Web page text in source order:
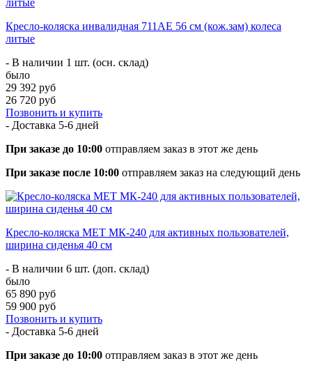
Кресло-коляска инвалидная 711AE 56 см (кож.зам) колеса
литые
- В наличии 1 шт. (осн. склад)
было
29 392 руб
26 720 руб
Позвонить и купить
- Доставка 5-6 дней
При заказе до 10:00 отправляем заказ в этот же день
При заказе после 10:00 отправляем заказ на следующий день
Кресло-коляска МЕТ МК-240 для активных пользователей,
ширина сиденья 40 см
- В наличии 6 шт. (доп. склад)
было
65 890 руб
59 900 руб
Позвонить и купить
- Доставка 5-6 дней
При заказе до 10:00 отправляем заказ в этот же день